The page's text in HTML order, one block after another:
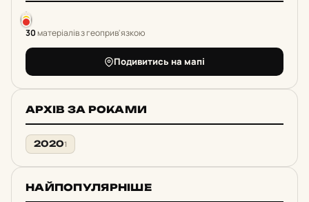
30матеріалів з геоприв'язкою
Подивитись на мапі
АРХІВ ЗА РОКАМИ
20201
НАЙПОПУЛЯРНІШЕ